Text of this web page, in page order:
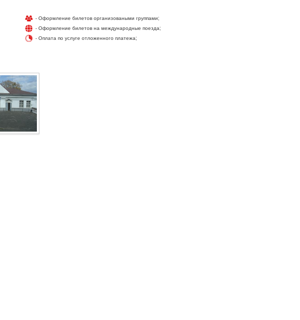
- Оформление билетов организоваными группами;
- Оформление билетов на международные поезда;
- Оплата по услуге отложенного платежа;